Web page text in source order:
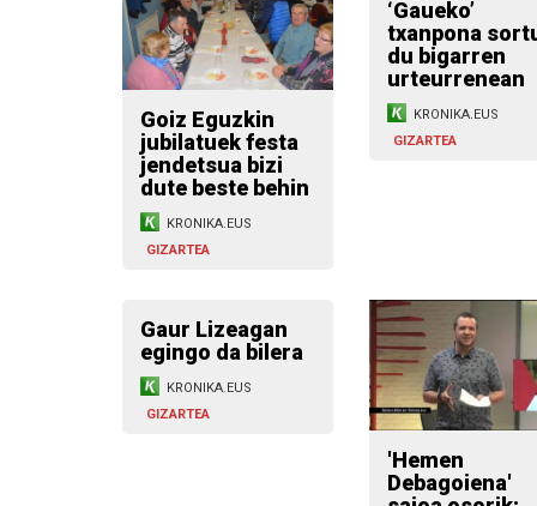
Goiz Eguzkin
jubilatuek festa
jendetsua bizi
dute beste behin
KRONIKA.EUS
GIZARTEA
‘Gaueko’
txanpona
du bigarren
urteurrenean
KRONIKA.EUS
GIZARTEA
Gaur Lizeagan
egingo da bilera
KRONIKA.EUS
GIZARTEA
'Hemen
Debagoiena'